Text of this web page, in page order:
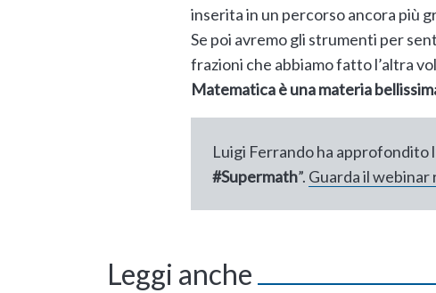
inserita in un percorso ancora più
Se poi avremo gli strumenti per
frazioni che abbiamo fatto l’altra
Matematica è una materia
Luigi Ferrando ha approfondito
#Supermath”. Guarda il
Leggi anche